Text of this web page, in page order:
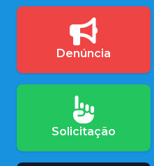
Denúncia
Solicitação